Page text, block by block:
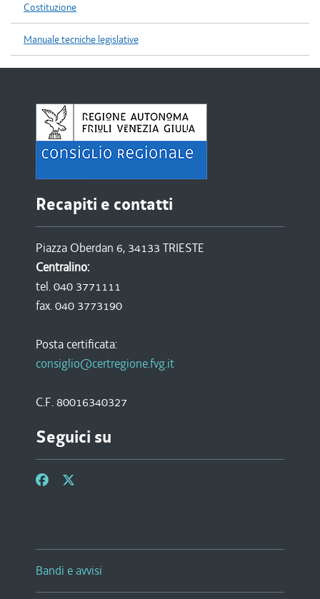
Costituzione
Manuale tecniche legislative
Recapiti e contatti
Piazza Oberdan 6, 34133 TRIESTE
Centralino:
tel. 040 3771111
fax. 040 3773190
Posta certificata:
consiglio@certregione.fvg.it
C.F. 80016340327
Seguici su
Bandi e avvisi